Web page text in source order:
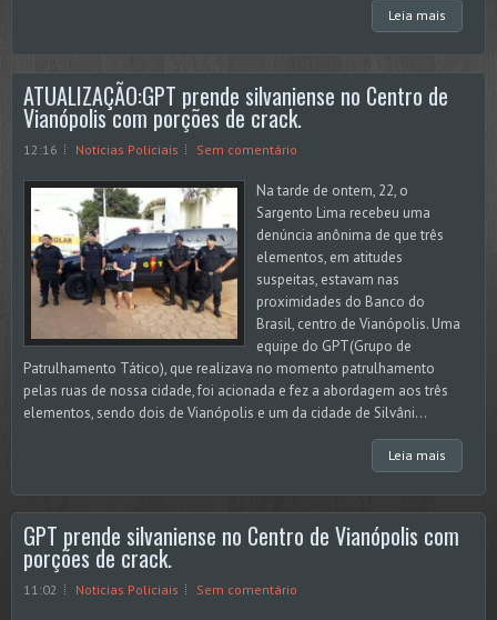
Leia mais
ATUALIZAÇÃO:GPT prende silvaniense no Centro de
Vianópolis com porções de crack.
12:16 Noticias Policiais Sem comentário
Na tarde de ontem, 22, o
Sargento Lima recebeu uma
denúncia anônima de que três
elementos, em atitudes
suspeitas, estavam nas
proximidades do Banco do
Brasil, centro de Vianópolis. Uma
equipe do GPT(Grupo de
Patrulhamento Tático), que realizava no momento patrulhamento
pelas ruas de nossa cidade, foi acionada e fez a abordagem aos três
elementos, sendo dois de Vianópolis e um da cidade de Silvâni...
Leia mais
GPT prende silvaniense no Centro de Vianópolis com
porções de crack.
11:02 Noticias Policiais Sem comentário